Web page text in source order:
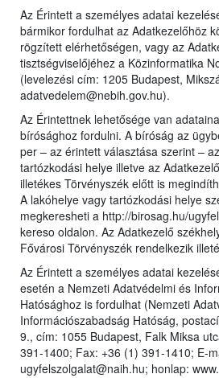
Az Érintett a személyes adatai
bármikor fordulhat az Adatkezelőhöz
rögzített elérhetőségen, vagy az
tisztségviselőjéhez a Közinformatika
(levelezési cím: 1205 Budapest,
adatvedelem@nebih.gov.hu).
Az Érintettnek lehetősége van
bírósághoz fordulni. A bíróság az
per – az érintett választása szerint –
tartózkodási helye illetve az
illetékes Törvényszék előtt is
A lakóhelye vagy tartózkodási helye
megkeresheti a http://birosag.hu/
kereso oldalon. Az Adatkezelő
Fővárosi Törvényszék rendelkezik
Az Érintett a személyes adatai
esetén a Nemzeti Adatvédelmi és
Hatósághoz is fordulhat (Nemzeti
Információszabadság Hatóság,
9., cím: 1055 Budapest, Falk Miksa
391-1400; Fax: +36 (1) 391-1410; E-
ugyfelszolgalat@naih.hu; honlap: